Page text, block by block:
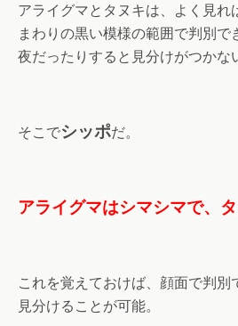
アライグマとタヌキは、よく見れ
まわりの黒い模様の範囲で判別で
夜だったりすると見分けがつかな
そこでシッポだ。
アライグマはシマシマで、タ
これを覚えておけば、顔面で判別
見分けることが可能。